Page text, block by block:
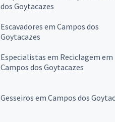
dos Goytacazes
Escavadores em Campos dos
Goytacazes
Especialistas em Reciclagem em
Campos dos Goytacazes
Gesseiros em Campos dos